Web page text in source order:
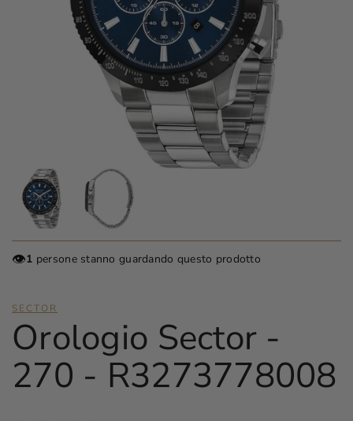
👁️1 persone stanno guardando questo prodotto
SECTOR
Orologio Sector -
270 - R3273778008